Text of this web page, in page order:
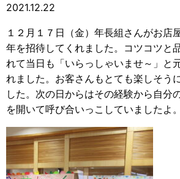
2021.12.22
１２月１７日（金）年長組さんがお店
年を招待してくれました。コツコツと
れて当日も「いらっしゃいませ～」と
れました。お客さんもとても楽しそう
した。次の日からはその経験から自分
を開いて呼び合いっこしていましたよ。